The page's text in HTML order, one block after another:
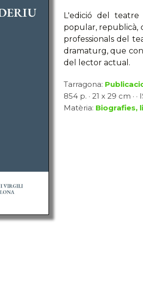
L'edició del teatre
popular, republicà,
professionals del
dramaturg, que
del lector actual.
Tarragona:
854 p. · 21 x 29 cm ·
Matèria: Biografies,